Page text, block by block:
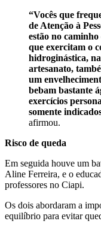
“Vocês que
de Atenção à
estão no
que exercitam o
hidroginástica,
artesanato,
um
bebam bastante
exercícios
somente
afirmou.
Risco de queda
Em seguida houve um
Aline Ferreira, e o
professores no Ciapi.
Os dois abordaram a
equilíbrio para evitar